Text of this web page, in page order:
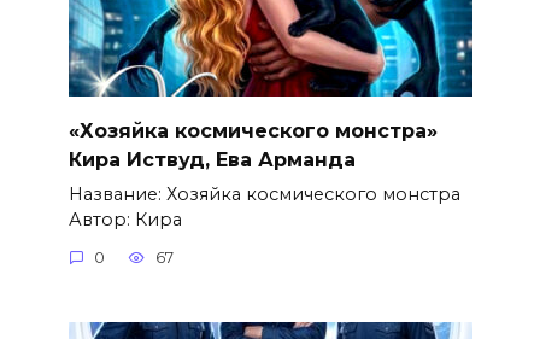
«Хозяйка космического монстра»
Кира Иствуд, Ева Арманда
Название: Хозяйка космического монстра
Автор: Кира
0 67